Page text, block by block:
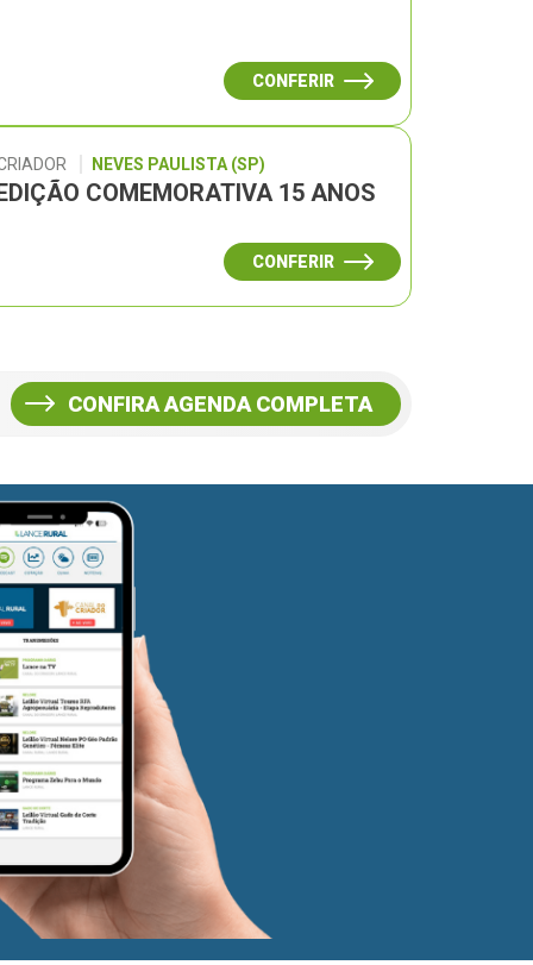
CONFERIR
NEVES PAULISTA (SP)
COMEMORATIVA 15 ANOS
CONFERIR
CONFIRA AGENDA COMPLETA